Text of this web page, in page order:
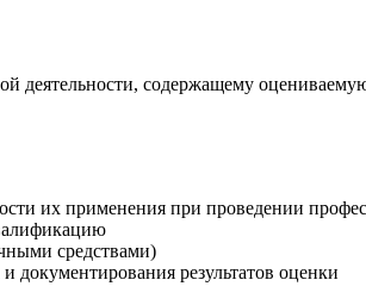
деятельности, содержащему
их применения при проведении
средствами)
документирования результатов оценки